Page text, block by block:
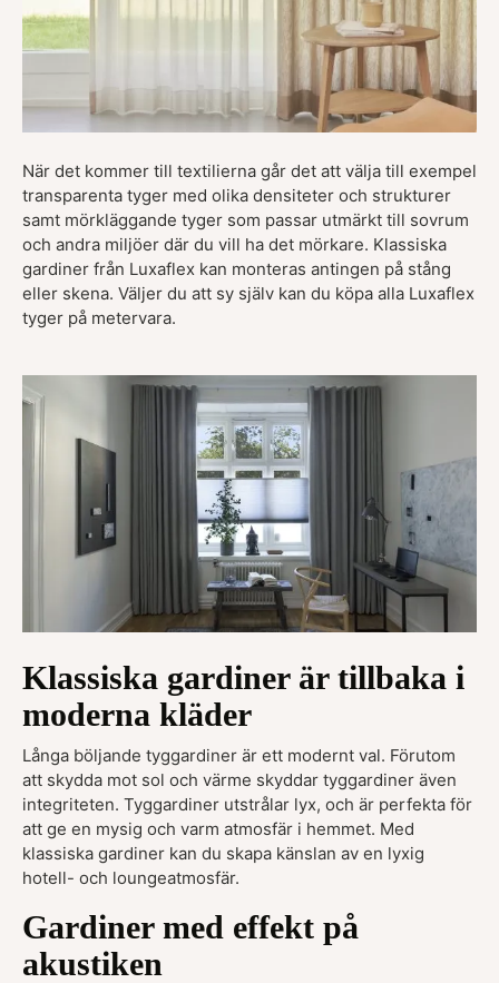
När det kommer till textilierna går det att välja till exempel
transparenta tyger med olika densiteter och strukturer
samt mörkläggande tyger som passar utmärkt till sovrum
och andra miljöer där du vill ha det mörkare. Klassiska
gardiner från Luxaflex kan monteras antingen på stång
eller skena. Väljer du att sy själv kan du köpa alla Luxaflex
tyger på metervara.
Klassiska gardiner är tillbaka i
moderna kläder
Långa böljande tyggardiner är ett modernt val. Förutom
att skydda mot sol och värme skyddar tyggardiner även
integriteten. Tyggardiner utstrålar lyx, och är perfekta för
att ge en mysig och varm atmosfär i hemmet. Med
klassiska gardiner kan du skapa känslan av en lyxig
hotell- och loungeatmosfär.
Gardiner med effekt på
akustiken